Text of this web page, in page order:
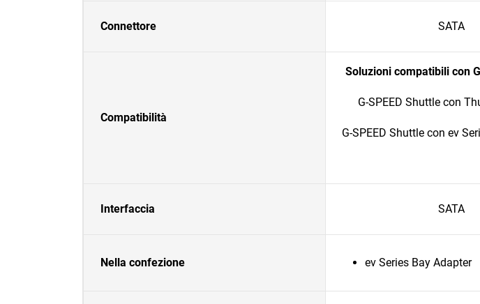
Connettore SATA
Compatibilità
Soluzioni compatibili con
G-SPEED Shuttle con
G-SPEED Shuttle con ev
Interfaccia SATA
Nella confezione ev Series Bay Adapter